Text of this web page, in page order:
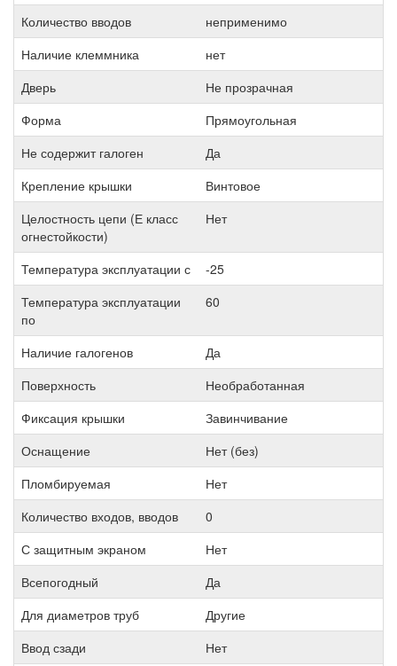
Количество вводов
неприменимо
Наличие клеммника
нет
Дверь
Не прозрачная
Форма
Прямоугольная
Не содержит галоген
Да
Крепление крышки
Винтовое
Целостность цепи (Е класс
огнестойкости)
Нет
Температура эксплуатации с
-25
Температура эксплуатации
по
60
Наличие галогенов
Да
Поверхность
Необработанная
Фиксация крышки
Завинчивание
Оснащение
Нет (без)
Пломбируемая
Нет
Количество входов, вводов
0
С защитным экраном
Нет
Всепогодный
Да
Для диаметров труб
Другие
Ввод сзади
Нет